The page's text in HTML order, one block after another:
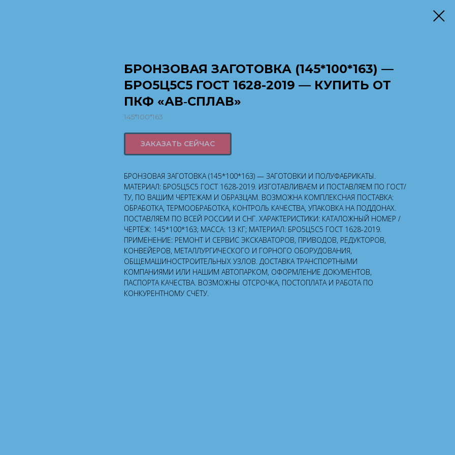
БРОНЗОВАЯ ЗАГОТОВКА (145*100*163) —
БРО5Ц5С5 ГОСТ 1628-2019 — КУПИТЬ ОТ
ПКФ «АВ‑СПЛАВ»
145*100*163
ЗАКАЗАТЬ СЕЙЧАС
БРОНЗОВАЯ ЗАГОТОВКА (145*100*163) — ЗАГОТОВКИ И ПОЛУФАБРИКАТЫ.
МАТЕРИАЛ: БРО5Ц5С5 ГОСТ 1628-2019. ИЗГОТАВЛИВАЕМ И ПОСТАВЛЯЕМ ПО ГОСТ/
ТУ, ПО ВАШИМ ЧЕРТЕЖАМ И ОБРАЗЦАМ. ВОЗМОЖНА КОМПЛЕКСНАЯ ПОСТАВКА:
ОБРАБОТКА, ТЕРМООБРАБОТКА, КОНТРОЛЬ КАЧЕСТВА, УПАКОВКА НА ПОДДОНАХ.
ПОСТАВЛЯЕМ ПО ВСЕЙ РОССИИ И СНГ. ХАРАКТЕРИСТИКИ: КАТАЛОЖНЫЙ НОМЕР /
ЧЕРТЁЖ: 145*100*163; МАССА: 13 КГ; МАТЕРИАЛ: БРО5Ц5С5 ГОСТ 1628-2019.
ПРИМЕНЕНИЕ: РЕМОНТ И СЕРВИС ЭКСКАВАТОРОВ, ПРИВОДОВ, РЕДУКТОРОВ,
КОНВЕЙЕРОВ, МЕТАЛЛУРГИЧЕСКОГО И ГОРНОГО ОБОРУДОВАНИЯ,
ОБЩЕМАШИНОСТРОИТЕЛЬНЫХ УЗЛОВ. ДОСТАВКА ТРАНСПОРТНЫМИ
КОМПАНИЯМИ ИЛИ НАШИМ АВТОПАРКОМ, ОФОРМЛЕНИЕ ДОКУМЕНТОВ,
ПАСПОРТА КАЧЕСТВА. ВОЗМОЖНЫ ОТСРОЧКА, ПОСТОПЛАТА И РАБОТА ПО
КОНКУРЕНТНОМУ СЧЁТУ.